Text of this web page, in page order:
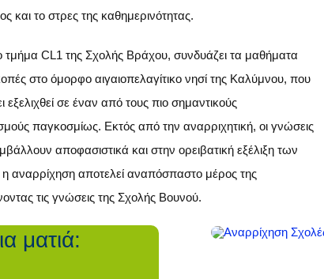
και το στρες της καθημερινότητας.
τμήμα CL1 της Σχολής Βράχου, συνδυάζει τα μαθήματα
στο όμορφο αιγαιοπελαγίτικο νησί της Καλύμνου, που
εξελιχθεί σε έναν από τους πιο σημαντικούς
παγκοσμίως. Εκτός από την αναρριχητική, οι γνώσεις
αποφασιστικά και στην ορειβατική εξέλιξη των
αναρρίχηση αποτελεί αναπόσπαστο μέρος της
τις γνώσεις της Σχολής Βουνού.
ματιά: